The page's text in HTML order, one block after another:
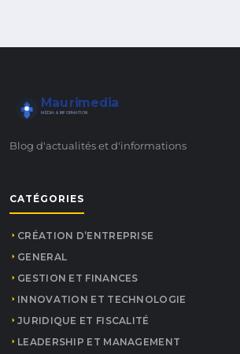
Maurimedia
MÉDIA & INFORMATION
Blog d'actualités et d'informations
CATÉGORIES
CRÉATION D’ENTREPRISE
GENERAL
GESTION ET FINANCES
INNOVATION ET TECHNOLOGIE
JURIDIQUE ET FISCALITÉ
LEADERSHIP ET MANAGEMENT